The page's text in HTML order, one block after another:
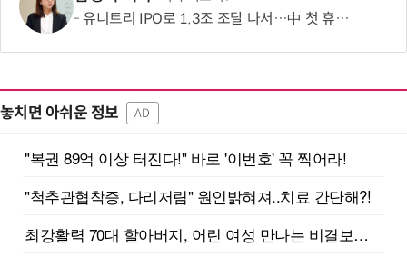
유니트리 IPO로 1.3조 조달 나서…中 첫 휴머노이드 상장사 탄생 임박
놓치면 아쉬운 정보 AD